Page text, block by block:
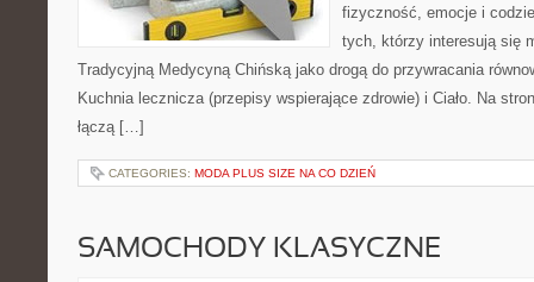
fizyczność, emocje i
tych, którzy interesują się
Tradycyjną Medycyną Chińską jako drogą do przywracania
Kuchnia lecznicza (przepisy wspierające zdrowie) i Ciało. Na
łączą […]
CATEGORIES: MODA PLUS SIZE NA CO DZIEŃ
SAMOCHODY KLASYCZNE